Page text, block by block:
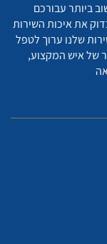
ביותר עבורכם
את איכות השירות
שלנו ערוך לטפל
של איש המקצוע,